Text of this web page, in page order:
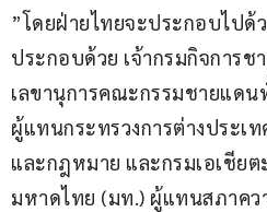
”โดยฝ่ายไทยจะประกอบไปด้
ประกอบด้วย เจ้ากรมกิจการ
เลขานุการคณะกรรมชายแด
ผู้แทนกระทรวงการต่างประเ
และกฎหมาย และกรมเอเชีย
มหาดไทย (มท.) ผู้แทนสภาค